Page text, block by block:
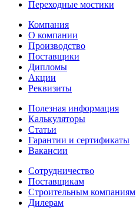
Переходные мостики
Компания
О компании
Производство
Поставщики
Дипломы
Акции
Реквизиты
Полезная информация
Калькуляторы
Статьи
Гарантии и сертификаты
Вакансии
Сотрудничество
Поставщикам
Строительным компаниям
Дилерам